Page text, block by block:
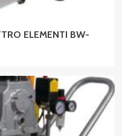
ELEMENTI BW-